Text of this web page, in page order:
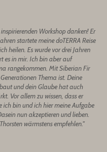
Workshop danken! Er
startete meine doTERRA Reise
heilen. Es wurde vor drei Jahren
es in mir. Ich bin aber auf
rangekommen. Mit Siberian Fir
Thema ist. Deine
und dein Glaube hat auch
Vor allem zu wissen, dass er
bin und ich hier meine Aufgabe
nun akzeptieren und lieben.
wärmstens empfehlen."